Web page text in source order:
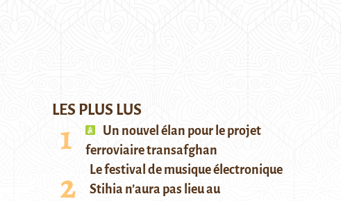
LES PLUS LUS
Un nouvel élan pour le projet
ferroviaire transafghan
Le festival de musique électronique
Stihia n’aura pas lieu au